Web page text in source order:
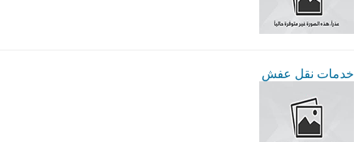
خدمات نقل عفش